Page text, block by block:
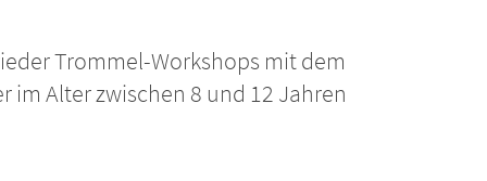
Trommel-Workshops mit dem
im Alter zwischen 8 und 12 Jahren